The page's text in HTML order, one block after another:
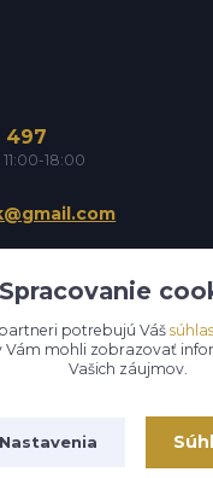
497
18:00
2026 Bee-Oli. Všetky práva
Spracovanie
potrebujú Váš súhlas
Vám mohli zobrazovať
Vašich záujmov.
Nastavenia